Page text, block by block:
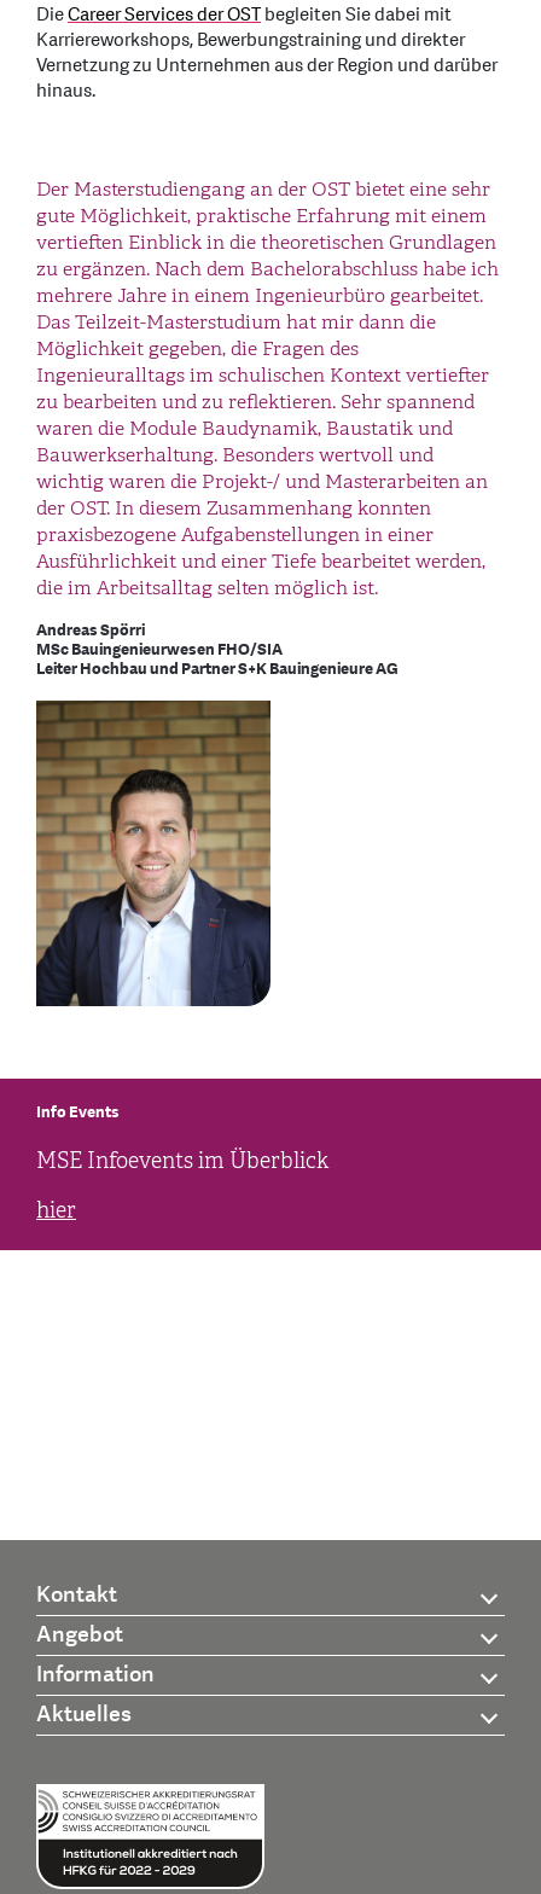
DieCareer Services der OSTbegleiten Sie dabei mit
Karriereworkshops, Bewerbungstraining und direkter
Vernetzung zu Unternehmen aus der Region und darüber
hinaus.
Der Masterstudiengang an der OST bietet eine sehr
gute Möglichkeit, praktische Erfahrung mit einem
vertieften Einblick in die theoretischen Grundlagen
zu ergänzen. Nach dem Bachelorabschluss habe ich
mehrere Jahre in einem Ingenieurbüro gearbeitet.
Das Teilzeit-Masterstudium hat mir dann die
Möglichkeit gegeben, die Fragen des
Ingenieuralltags im schulischen Kontext vertiefter
zu bearbeiten und zu reflektieren. Sehr spannend
waren die Module Baudynamik, Baustatik und
Bauwerkserhaltung. Besonders wertvoll und
wichtig waren die Projekt-/ und Masterarbeiten an
der OST. In diesem Zusammenhang konnten
praxisbezogene Aufgabenstellungen in einer
Ausführlichkeit und einer Tiefe bearbeitet werden,
die im Arbeitsalltag selten möglich ist.
Andreas Spörri
MSc Bauingenieurwesen FHO/SIA
Leiter Hochbau und Partner S+K Bauingenieure AG
Info Events
MSE Infoevents im Überblick
hier
Kontakt
Angebot
Information
Aktuelles